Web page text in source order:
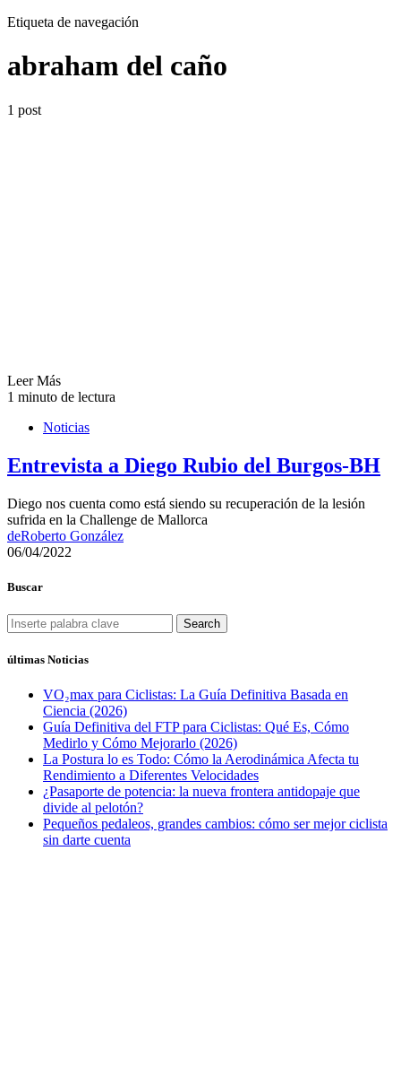
Etiqueta de navegación
abraham del caño
1 post
Leer Más
1 minuto de lectura
Noticias
Entrevista a Diego Rubio del Burgos-BH
Diego nos cuenta como está siendo su recuperación de la lesión
sufrida en la Challenge de Mallorca
deRoberto González
06/04/2022
Buscar
Search
últimas Noticias
VO₂max para Ciclistas: La Guía Definitiva Basada en
Ciencia (2026)
Guía Definitiva del FTP para Ciclistas: Qué Es, Cómo
Medirlo y Cómo Mejorarlo (2026)
La Postura lo es Todo: Cómo la Aerodinámica Afecta tu
Rendimiento a Diferentes Velocidades
¿Pasaporte de potencia: la nueva frontera antidopaje que
divide al pelotón?
Pequeños pedaleos, grandes cambios: cómo ser mejor ciclista
sin darte cuenta